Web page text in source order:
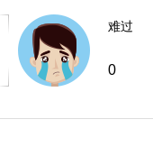
难过
0